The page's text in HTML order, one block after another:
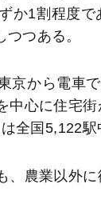
か1割程度
つある。
京から電車
心に住宅
全国5,122駅
農業以外